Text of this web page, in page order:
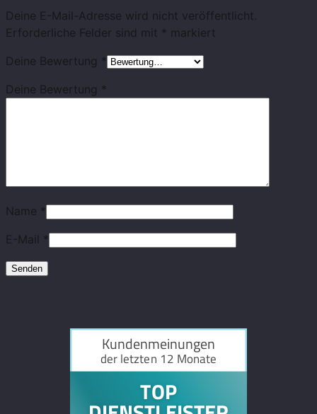
Deine E-Mail-Adresse wird nicht veröffentlicht.
Erforderliche Felder sind mit * markiert
Deine Bewertung *
Deine Bewertung *
Name *
E-Mail *